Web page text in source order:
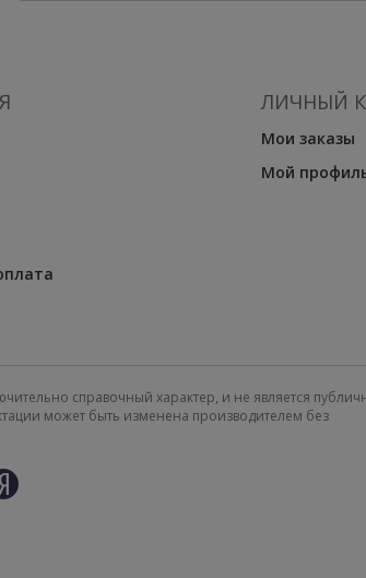
ЛИЧНЫЙ
Мои заказы
Мой
справочный характер, и не является
может быть изменена производителем без